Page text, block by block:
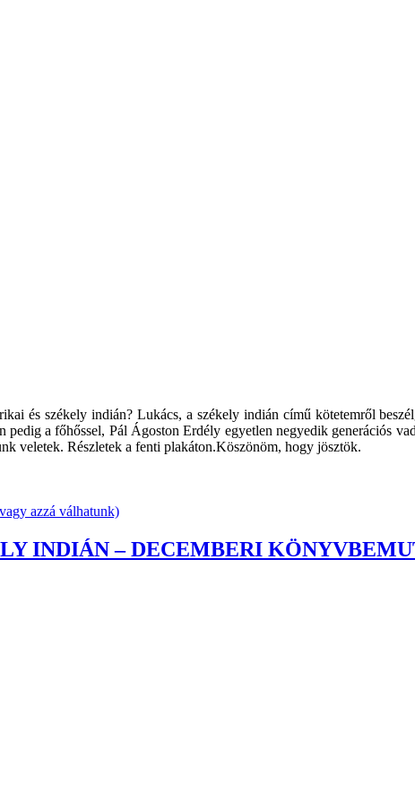
és székely indián? Lukács, a székely indián című kötetemről
a főhőssel, Pál Ágoston Erdély egyetlen negyedik generációs
veletek. Részletek a fenti plakáton.Köszönöm, hogy jösztök.
azzá válhatunk)
INDIÁN – DECEMBERI